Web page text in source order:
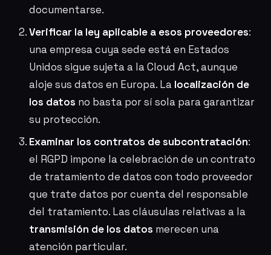
documentarse.
Verificar la ley aplicable a esos proveedores:
una empresa cuya sede está en Estados
Unidos sigue sujeta a la Cloud Act, aunque
aloje sus datos en Europa. La localización de
los datos no basta por sí sola para garantizar
su protección.
Examinar los contratos de subcontratación:
el RGPD impone la celebración de un contrato
de tratamiento de datos con todo proveedor
que trate datos por cuenta del responsable
del tratamiento. Las cláusulas relativas a la
transmisión de los datos merecen una
atención particular.